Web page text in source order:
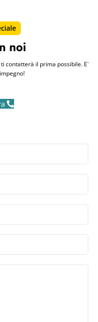
noi
contatterà il prima possibile. E'